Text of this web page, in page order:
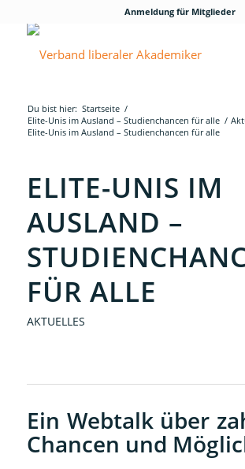
Anmeldung für Mitglieder
Du bist hier: Startseite /
Elite-Unis im Ausland – Studienchancen für alle /
Elite-Unis im Ausland – Studienchancen für alle
ELITE-UNIS IM
AUSLAND –
FÜR ALLE
AKTUELLES
Ein Webtalk über
Chancen und